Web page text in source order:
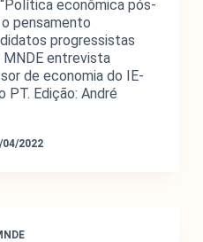
econômica pós-
pensamento
progressistas
entrevista
de economia do IE-
PT. Edição: André
04/2022